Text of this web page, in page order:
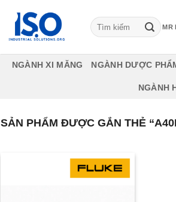
Tìm
kiếm:
MR
NGÀNH XI MĂNG NGÀNH DƯỢC
NGÀNH
SẢN PHẨM ĐƯỢC GẮN THẺ